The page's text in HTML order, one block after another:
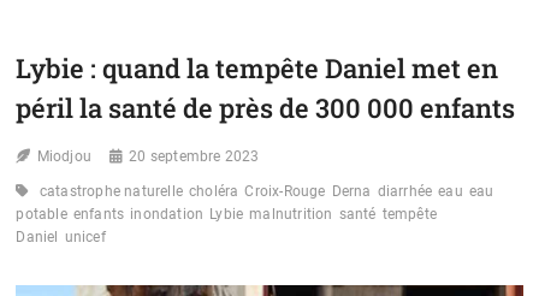
L’EST
L’UNICEF
POUR
PROTECTION
DES
ENFANTS
Lybie : quand la tempête Daniel met en
péril la santé de près de 300 000 enfants
Miodjou 20 septembre 2023
catastrophe naturelle choléra Croix-Rouge Derna diarrhée eau eau
potable enfants inondation Lybie malnutrition santé tempête
Daniel unicef